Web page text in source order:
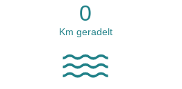
0
Km geradelt